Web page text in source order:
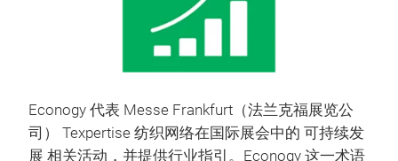
Econogy 代表 Messe Frankfurt（法兰克福展览公
司） Texpertise 纺织网络在国际展会中的 可持续发
展 相关活动，并提供行业指引。Econogy 这一术语